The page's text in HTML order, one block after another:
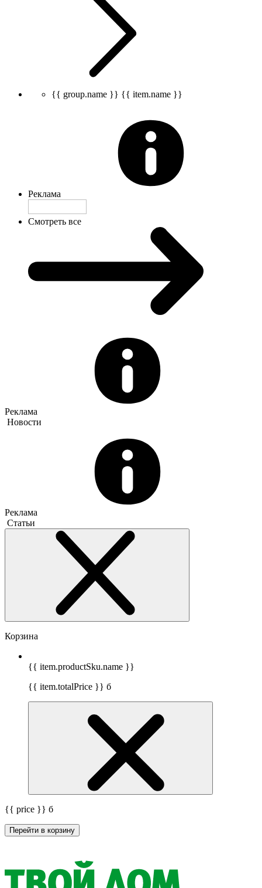
{{ group.name }} {{ item.name }}
Реклама
Смотреть все
Реклама
Новости
Реклама
Статьи
Корзина
{{ item.productSku.name }}
{{ item.totalPrice }} б
{{ price }} б
Перейти в корзину